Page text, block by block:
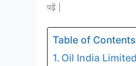
पढ़ें |
Table of
Oil India